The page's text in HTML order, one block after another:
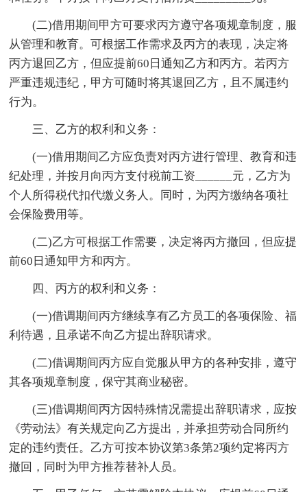
(二)借用期间甲方可要求丙方遵守各项规章制度，服
从管理和教育。可根据工作需求及丙方的表现，决定将
丙方退回乙方，但应提前60日通知乙方和丙方。若丙方
严重违规违纪，甲方可随时将其退回乙方，且不属违约
行为。
三、乙方的权利和义务：
(一)借用期间乙方应负责对丙方进行管理、教育和违
纪处理，并按月向丙方支付税前工资______元，乙方为
个人所得税代扣代缴义务人。同时，为丙方缴纳各项社
会保险费用等。
(二)乙方可根据工作需要，决定将丙方撤回，但应提
前60日通知甲方和丙方。
四、丙方的权利和义务：
(一)借调期间丙方继续享有乙方员工的各项保险、福
利待遇，且承诺不向乙方提出辞职请求。
(二)借调期间丙方应自觉服从甲方的各种安排，遵守
其各项规章制度，保守其商业秘密。
(三)借调期间丙方因特殊情况需提出辞职请求，应按
《劳动法》有关规定向乙方提出，并承担劳动合同所约
定的违约责任。乙方可按本协议第3条第2项约定将丙方
撤回，同时为甲方推荐替补人员。